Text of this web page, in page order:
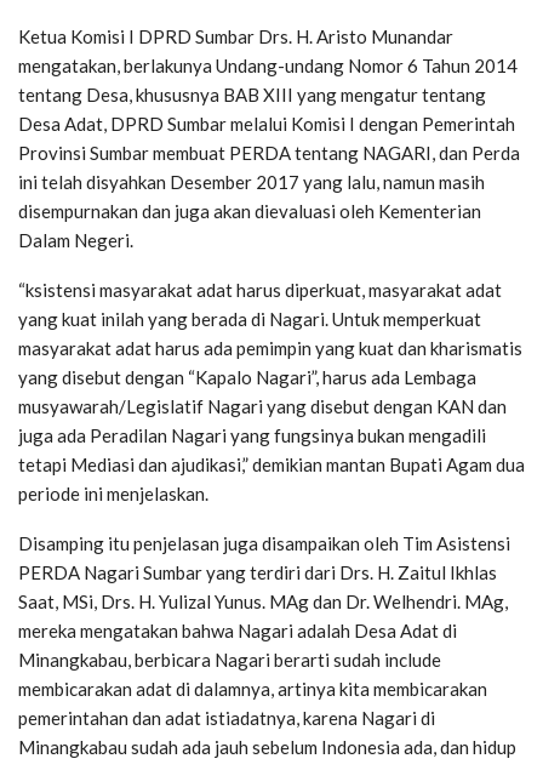
Ketua Komisi I DPRD Sumbar Drs. H. Aristo Munandar
mengatakan, berlakunya Undang-undang Nomor 6 Tahun 2014
tentang Desa, khususnya BAB XIII yang mengatur tentang
Desa Adat, DPRD Sumbar melalui Komisi I dengan Pemerintah
Provinsi Sumbar membuat PERDA tentang NAGARI, dan Perda
ini telah disyahkan Desember 2017 yang lalu, namun masih
disempurnakan dan juga akan dievaluasi oleh Kementerian
Dalam Negeri.
“ksistensi masyarakat adat harus diperkuat, masyarakat adat
yang kuat inilah yang berada di Nagari. Untuk memperkuat
masyarakat adat harus ada pemimpin yang kuat dan kharismatis
yang disebut dengan “Kapalo Nagari”, harus ada Lembaga
musyawarah/Legislatif Nagari yang disebut dengan KAN dan
juga ada Peradilan Nagari yang fungsinya bukan mengadili
tetapi Mediasi dan ajudikasi,” demikian mantan Bupati Agam dua
periode ini menjelaskan.
Disamping itu penjelasan juga disampaikan oleh Tim Asistensi
PERDA Nagari Sumbar yang terdiri dari Drs. H. Zaitul Ikhlas
Saat, MSi, Drs. H. Yulizal Yunus. MAg dan Dr. Welhendri. MAg,
mereka mengatakan bahwa Nagari adalah Desa Adat di
Minangkabau, berbicara Nagari berarti sudah include
membicarakan adat di dalamnya, artinya kita membicarakan
pemerintahan dan adat istiadatnya, karena Nagari di
Minangkabau sudah ada jauh sebelum Indonesia ada, dan hidup